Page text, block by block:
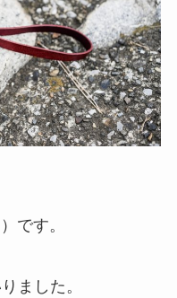
）です。
ました。